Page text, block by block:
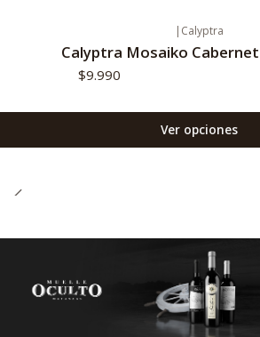
| Calyptra
Calyptra Mosaiko
$9.990
Ver opciones